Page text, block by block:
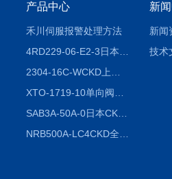
产品中心
禾川伺服报警处理方法
SAB3A-50A-0日本CKD全国授权代理
新
新闻
技术